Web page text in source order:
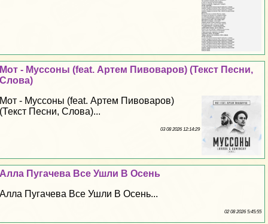
Мот - Муссоны (feat. Артем Пивоваров) (Текст Песни,
Слова)
Мот - Муссоны (feat. Артем Пивоваров)
(Текст Песни, Слова)...
03 08 2026 12:14:29
Алла Пугачева Все Ушли В Осень
Алла Пугачева Все Ушли В Осень...
02 08 2026 5:45:55